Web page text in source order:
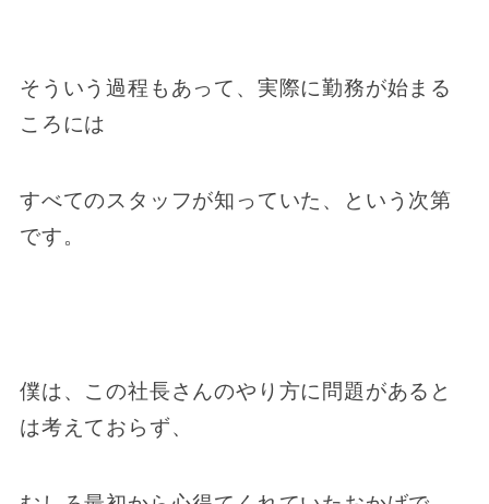
そういう過程もあって、実際に勤務が始まる
ころには
すべてのスタッフが知っていた、という次第
です。
僕は、この社長さんのやり方に問題があると
は考えておらず、